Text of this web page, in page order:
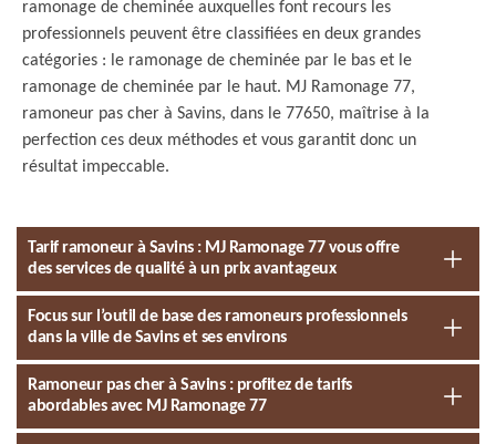
ramonage de cheminée auxquelles font recours les
professionnels peuvent être classifiées en deux grandes
catégories : le ramonage de cheminée par le bas et le
ramonage de cheminée par le haut. MJ Ramonage 77,
ramoneur pas cher à Savins, dans le 77650, maîtrise à la
perfection ces deux méthodes et vous garantit donc un
résultat impeccable.
Tarif ramoneur à Savins : MJ Ramonage 77 vous offre
des services de qualité à un prix avantageux
Focus sur l’outil de base des ramoneurs professionnels
dans la ville de Savins et ses environs
Ramoneur pas cher à Savins : profitez de tarifs
abordables avec MJ Ramonage 77